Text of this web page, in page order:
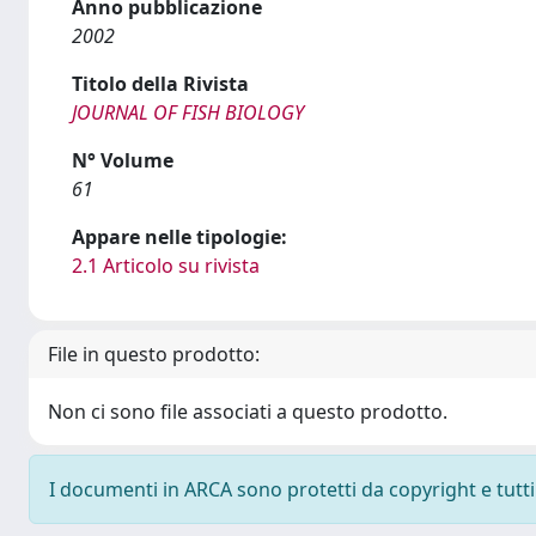
Anno pubblicazione
2002
Titolo della Rivista
JOURNAL OF FISH BIOLOGY
N° Volume
61
Appare nelle tipologie:
2.1 Articolo su rivista
File in questo prodotto:
Non ci sono file associati a questo prodotto.
I documenti in ARCA sono protetti da copyright e